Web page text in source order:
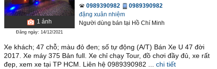
1 ảnh
Đăng ngày: 14/12/2021
0989390982
0989390982
đặng xuân nhiệm
Người dùng bán tại Hồ Chí Minh
Xe khách; 47 chỗ; màu đỏ đen; số tự động (A/T) Bán Xe U 47 đời
2017. Xe máy 375 Bản full. Xe chỉ chạy Tour, đồ chơi đầy đủ, xe rất
đẹp, xem xe tại TP HCM. Liên hệ 0989390982 ...
chi tiết